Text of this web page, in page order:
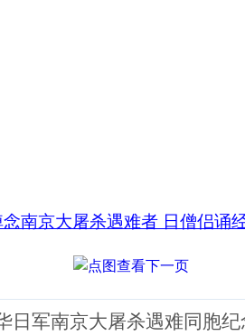
南京大屠杀遇难者 日僧侣诵
日军南京大屠杀遇难同胞纪